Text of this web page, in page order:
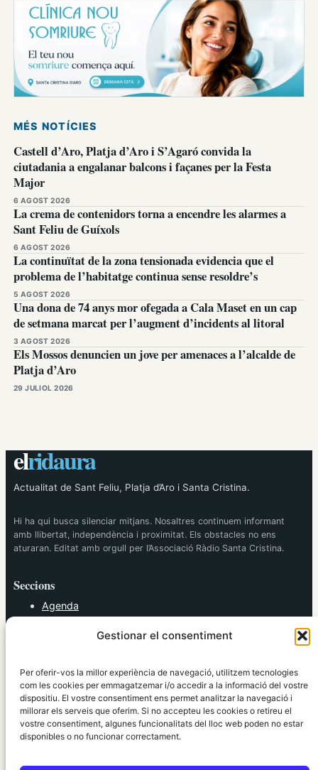
Gestionar el consentiment
Per oferir-vos la millor experiència de navegació, utilitzem tecnologies
com les cookies per emmagatzemar i/o accedir a la informació del vostre
dispositiu. El vostre consentiment ens permet analitzar la navegació i
millorar els serveis que oferim. Si no accepteu les cookies o retireu el
vostre consentiment, algunes funcionalitats del lloc web poden no estar
disponibles o no funcionar correctament.
MÉS NOTÍCIES
Castell d’Aro, Platja d’Aro i S’Agaró convida la
ciutadania a engalanar balcons i façanes per la Festa
Major
6 AGOST 2026
La crema de contenidors torna a encendre les alarmes a
Sant Feliu de Guíxols
6 AGOST 2026
La continuïtat de la zona tensionada evidencia que el
problema de l’habitatge continua sense resoldre’s
5 AGOST 2026
Una dona de 74 anys mor ofegada a Cala Maset en un cap
de setmana marcat per l’augment d’incidents al litoral
3 AGOST 2026
Els Mossos denuncien un jove per amenaces a l’alcalde de
Platja d’Aro
29 JULIOL 2026
elridaura
Actualitat de Sant Feliu, Platja d’Aro i Santa Cristina.
Hi ha qui busca silenciar mitjans. Nosaltres continuem informant
amb llibertat, independència i proximitat. Els obstacles no ens
aturaran. Editat amb orgull per l’Associació Ràdio Santa Cristina.
Seccions
Agenda
Política
Societat
Tendències
elRidaura.com